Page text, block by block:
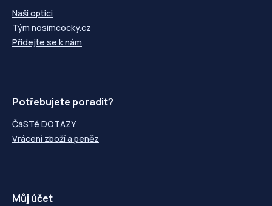
Naši optici
Tým nosimcocky.cz
Přidejte se k nám
Potřebujete poradit?
ČáSTé DOTAZY
Vrácení zboží a peněz
Můj účet